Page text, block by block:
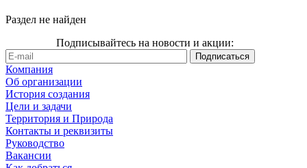
Раздел не найден
Подписывайтесь на новости и акции:
Компания
Об организации
История создания
Цели и задачи
Территория и Природа
Контакты и реквизиты
Руководство
Вакансии